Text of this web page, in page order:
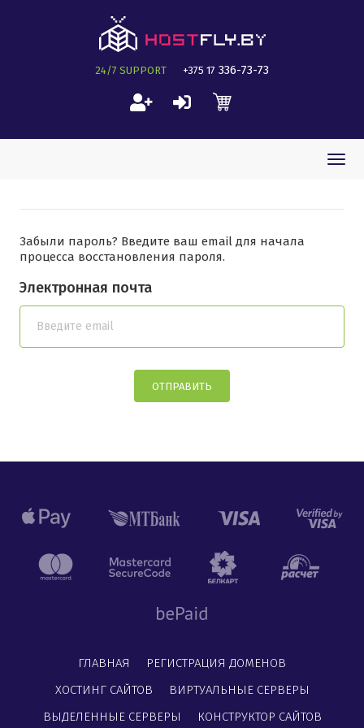
24/7 SUPPORT +375 17 336-73-73
Забыли пароль? Введите ваш email для начала
процесса восстановления пароля.
Электронная почта
ОТПРАВИТЬ
ГЛАВНАЯ
РЕГИСТРАЦИЯ ДОМЕНОВ
ХОСТИНГ САЙТОВ
ВИРТУАЛЬНЫЕ СЕРВЕРЫ
ВЫДЕЛЕННЫЕ СЕРВЕРЫ
КОНСТРУКТОР САЙТОВ